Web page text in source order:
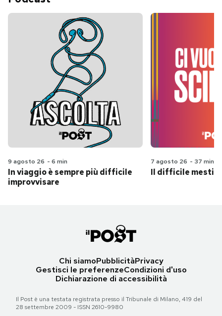
9 agosto 26 - 6 min
In viaggio è sempre più difficile
improvvisare
7 agosto 26 - 37 min
Il difficile
Chi siamoPubblicitàPrivacy
Gestisci le preferenzeCondizioni d'uso
Dichiarazione di accessibilità
Il Post è una testata registrata presso il Tribunale di Milano, 419 del
28 settembre 2009 - ISSN 2610-9980